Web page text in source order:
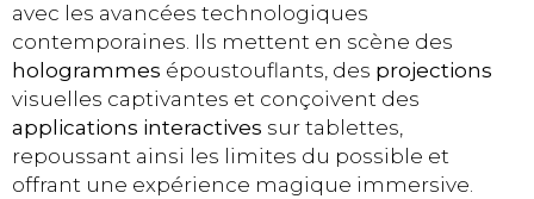
avec les avancées technologiques
contemporaines. Ils mettent en scène des
hologrammes époustouflants, des projections
visuelles captivantes et conçoivent des
applications interactives sur tablettes,
repoussant ainsi les limites du possible et
offrant une expérience magique immersive.